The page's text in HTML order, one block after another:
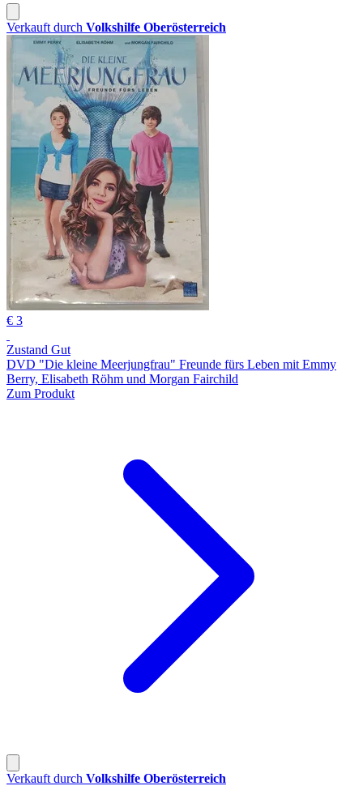
Verkauft durch Volkshilfe Oberösterreich
€ 3
Zustand Gut
DVD "Die kleine Meerjungfrau" Freunde fürs Leben mit Emmy
Berry, Elisabeth Röhm und Morgan Fairchild
Zum Produkt
Verkauft durch Volkshilfe Oberösterreich